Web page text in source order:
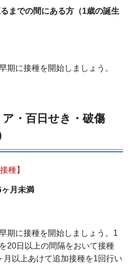
までの間にある方（1歳の誕生
期に接種を開始しましょう。
・百日せき・破傷
種】
月未満
期に接種を開始しましょう。1
20日以上の間隔をおいて接種
月以上あけて追加接種を1回行い